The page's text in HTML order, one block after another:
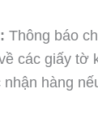
Thông báo
các giấy tờ
nhận hàng